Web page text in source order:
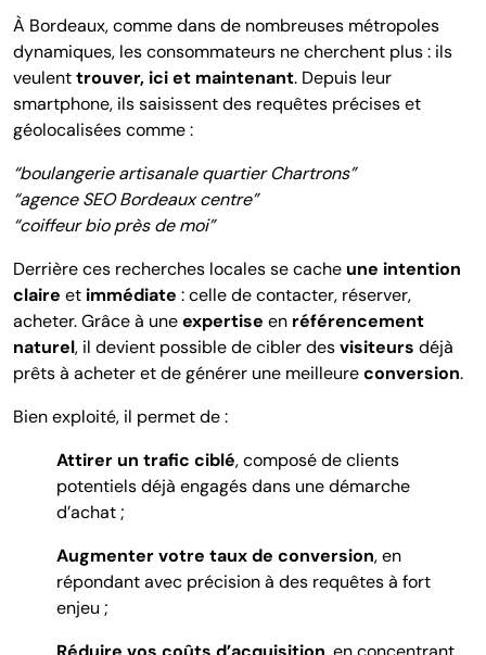
À Bordeaux, comme dans de nombreuses métropoles
dynamiques, les consommateurs ne cherchent plus : ils
veulenttrouver, ici et maintenant. Depuis leur
smartphone, ils saisissent des requêtes précises et
géolocalisées comme :
“boulangerie artisanale quartier Chartrons”
“agence SEO Bordeaux centre”
“coiffeur bio près de moi”
Derrière ces recherches locales se cache une intention
claire et immédiate : celle de contacter, réserver,
acheter. Grâce à uneexpertise en référencement
naturel, il devient possible de cibler desvisiteurs déjà
prêts à acheter et de générer une meilleureconversion.
Bien exploité, il permet de :
Attirer un trafic ciblé, composé de clients
potentiels déjà engagés dans une démarche
d’achat ;
Augmenter votre taux de conversion, en
répondant avec précision à des requêtes à fort
enjeu ;